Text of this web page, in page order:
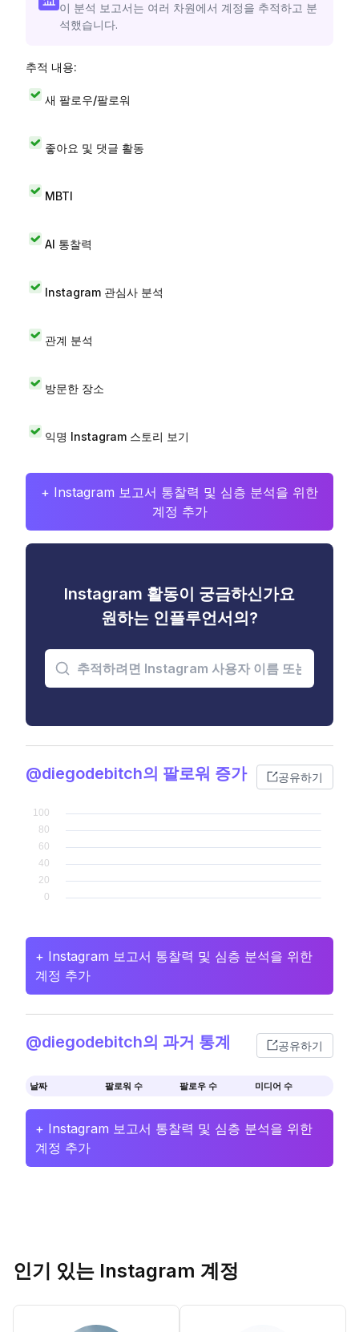
이 분석 보고서는 여러 차원에서 계정을 추적하고 분
석했습니다.
추적 내용:
새 팔로우/팔로워
좋아요 및 댓글 활동
MBTI
AI 통찰력
Instagram 관심사 분석
관계 분석
방문한 장소
익명 Instagram 스토리 보기
+ Instagram 보고서 통찰력 및 심층 분석을 위한
계정 추가
Instagram 활동이 궁금하신가요
원하는 인플루언서의?
@diegodebitch의 팔로워 증가 공유하기
+ Instagram 보고서 통찰력 및 심층 분석을 위한
계정 추가
@diegodebitch의 과거 통계 공유하기
날짜 팔로워 수 팔로우 수 미디어 수
+ Instagram 보고서 통찰력 및 심층 분석을 위한
계정 추가
인기 있는 Instagram 계정